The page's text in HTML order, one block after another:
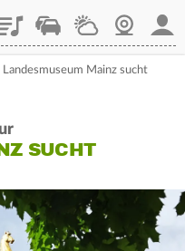
StaupilotWetterWebcam
Landesmuseum Mainz sucht
SUCHT